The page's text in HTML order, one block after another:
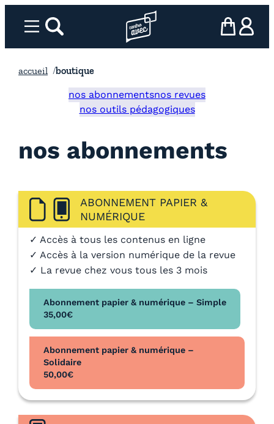
Menurechercher Page d’accueil l’association
mon panier
ma
accueil boutique
nos abonnementsnos revues
nos outils pédagogiques
nos abonnements
ABONNEMENT PAPIER &
NUMÉRIQUE
✓ Accès à tous les contenus en ligne
✓ Accès à la version numérique de la revue
✓ La revue chez vous tous les 3 mois
Abonnement papier & numérique – Simple
35,00€
Abonnement papier & numérique –
Solidaire
50,00€